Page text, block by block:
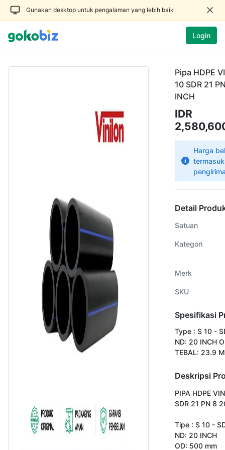
Gunakan desktop untuk pengalaman yang lebih baik
Login
Pipa HDPE
10 SDR 21
INCH
IDR
Harga
Detail
Satuan
Kategori
Merk
SKU
Spesifikasi
Type : S 10 -
ND: 20 INCH
TEBAL: 23.9
Deskripsi
PIPA HDPE
SDR 21 PN 8
Tipe : S 10 -
ND: 20 INCH
OD: 500 mm